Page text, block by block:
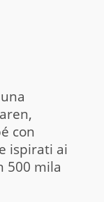
con
ispirati ai
500 mila